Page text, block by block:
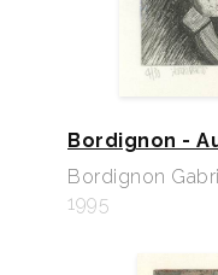
Bordignon -
Bordignon
1995